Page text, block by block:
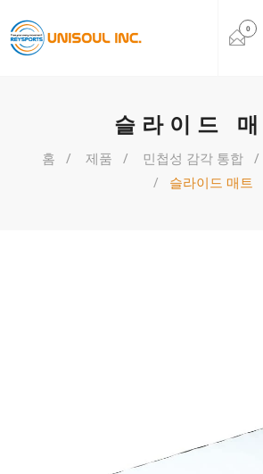
0
슬라이드
홈 제품 민첩성 감각 통합
슬라이드 매트